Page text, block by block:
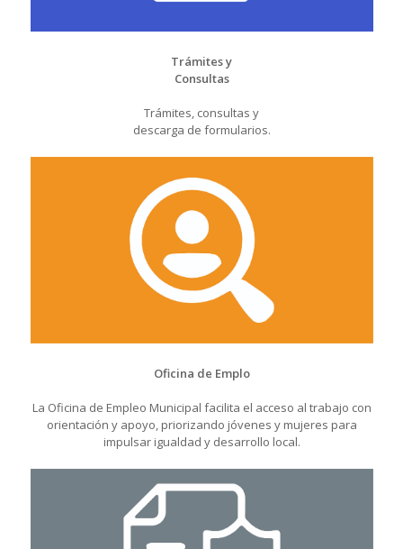
Trámites y
Consultas
Trámites, consultas y
descarga de formularios.
Oficina de Emplo
La Oficina de Empleo Municipal facilita el acceso al trabajo con
orientación y apoyo, priorizando jóvenes y mujeres para
impulsar igualdad y desarrollo local.